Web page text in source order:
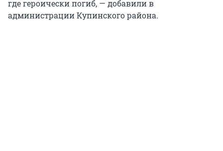
где героически погиб, — добавили в
администрации Купинского района.